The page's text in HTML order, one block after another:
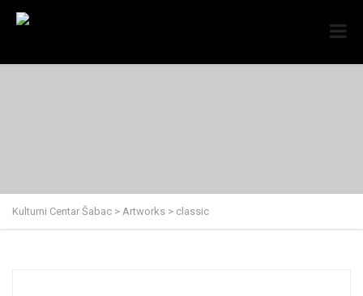
Kulturni Centar Šabac > Artworks > classic